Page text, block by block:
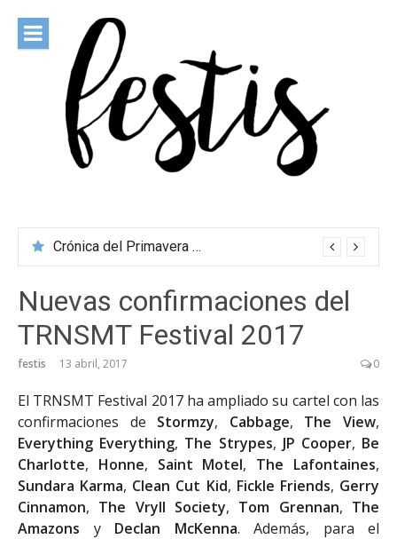
contenido
Crónica del Primavera Sound Porto 2026
Nuevas confirmaciones del
TRNSMT Festival 2017
festis 13 abril, 2017 0
El TRNSMT Festival 2017 ha ampliado su cartel con las
confirmaciones de Stormzy, Cabbage, The View,
Everything Everything, The Strypes, JP Cooper, Be
Charlotte, Honne, Saint Motel, The Lafontaines,
Sundara Karma, Clean Cut Kid, Fickle Friends, Gerry
Cinnamon, The Vryll Society, Tom Grennan, The
Amazons y Declan McKenna. Además, para el